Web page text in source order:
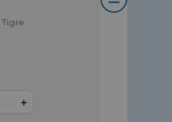
Tigre
＋